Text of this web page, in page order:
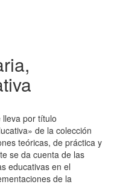
por título
» de la colección
teóricas, de práctica y
se da cuenta de las
educativas en el
de la